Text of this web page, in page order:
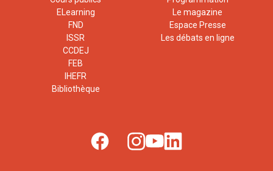
ELearning
FND
ISSR
CCDEJ
FEB
IHEFR
Bibliothèque
Le magazine
Espace Presse
Les débats en ligne